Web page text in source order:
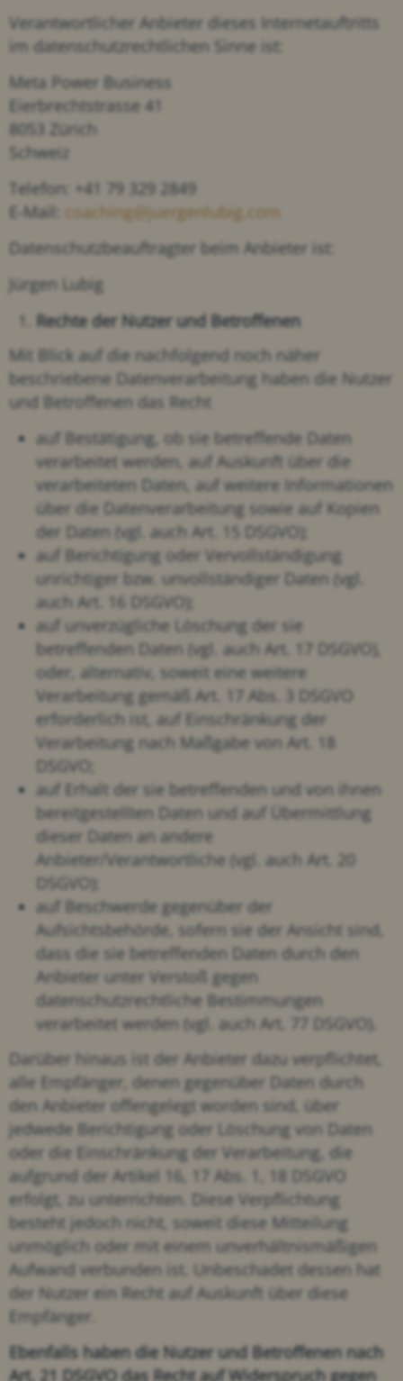
Verantwortlicher Anbieter dieses Internetauftritts
im datenschutzrechtlichen Sinne ist:
Meta Power Business
Eierbrechtstrasse 41
8053 Zürich
Schweiz
Telefon: +41 79 329 2849
E-Mail:
coaching@juergenlubig.com
Datenschutzbeauftragter beim Anbieter ist:
Jürgen Lubig
Rechte der Nutzer und Betroffenen
Mit Blick auf die nachfolgend noch näher
beschriebene Datenverarbeitung haben die Nutzer
und Betroffenen das Recht
auf Bestätigung, ob sie betreffende Daten
verarbeitet werden, auf Auskunft über die
verarbeiteten Daten, auf weitere Informationen
über die Datenverarbeitung sowie auf Kopien
der Daten (vgl. auch Art. 15 DSGVO);
auf Berichtigung oder Vervollständigung
unrichtiger bzw. unvollständiger Daten (vgl.
auch Art. 16 DSGVO);
auf unverzügliche Löschung der sie
betreffenden Daten (vgl. auch Art. 17 DSGVO),
oder, alternativ, soweit eine weitere
Verarbeitung gemäß Art. 17 Abs. 3 DSGVO
erforderlich ist, auf Einschränkung der
Verarbeitung nach Maßgabe von Art. 18
DSGVO;
auf Erhalt der sie betreffenden und von ihnen
bereitgestellten Daten und auf Übermittlung
dieser Daten an andere
Anbieter/Verantwortliche (vgl. auch Art. 20
DSGVO);
auf Beschwerde gegenüber der
Aufsichtsbehörde, sofern sie der Ansicht sind,
dass die sie betreffenden Daten durch den
Anbieter unter Verstoß gegen
datenschutzrechtliche Bestimmungen
verarbeitet werden (vgl. auch Art. 77 DSGVO).
Darüber hinaus ist der Anbieter dazu verpflichtet,
alle Empfänger, denen gegenüber Daten durch
den Anbieter offengelegt worden sind, über
jedwede Berichtigung oder Löschung von Daten
oder die Einschränkung der Verarbeitung, die
aufgrund der Artikel 16, 17 Abs. 1, 18 DSGVO
erfolgt, zu unterrichten. Diese Verpflichtung
besteht jedoch nicht, soweit diese Mitteilung
unmöglich oder mit einem unverhältnismäßigen
Aufwand verbunden ist. Unbeschadet dessen hat
der Nutzer ein Recht auf Auskunft über diese
Empfänger.
Ebenfalls haben die Nutzer und Betroffenen nach
Art. 21 DSGVO das Recht auf Widerspruch gegen